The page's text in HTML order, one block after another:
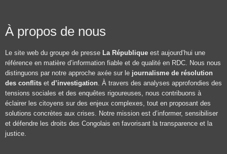
À propos de nous
Le site web du groupe de presse La République est aujourd’hui une
référence en matière d’information fiable et de qualité en RDC. Nous nous
distinguons par notre approche axée sur le journalisme de résolution
des conflits et d’investigation. À travers des analyses approfondies des
tensions sociales et des enquêtes rigoureuses, nous contribuons à
éclairer les citoyens sur des enjeux complexes, tout en proposant des
solutions concrètes aux crises. Notre mission est d’informer, sensibiliser
et défendre les droits des Congolais en favorisant la transparence et la
justice.